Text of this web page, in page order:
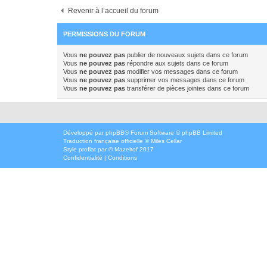
Revenir à l’accueil du forum
PERMISSIONS DU FORUM
Vous ne pouvez pas publier de nouveaux sujets dans ce forum
Vous ne pouvez pas répondre aux sujets dans ce forum
Vous ne pouvez pas modifier vos messages dans ce forum
Vous ne pouvez pas supprimer vos messages dans ce forum
Vous ne pouvez pas transférer de pièces jointes dans ce forum
Développé par phpBB® Forum Software © phpBB Limited
Traduction française officielle ©Miles Cellar
Style proflat par ©Mazeltof 2017
Confidentialité | Conditions